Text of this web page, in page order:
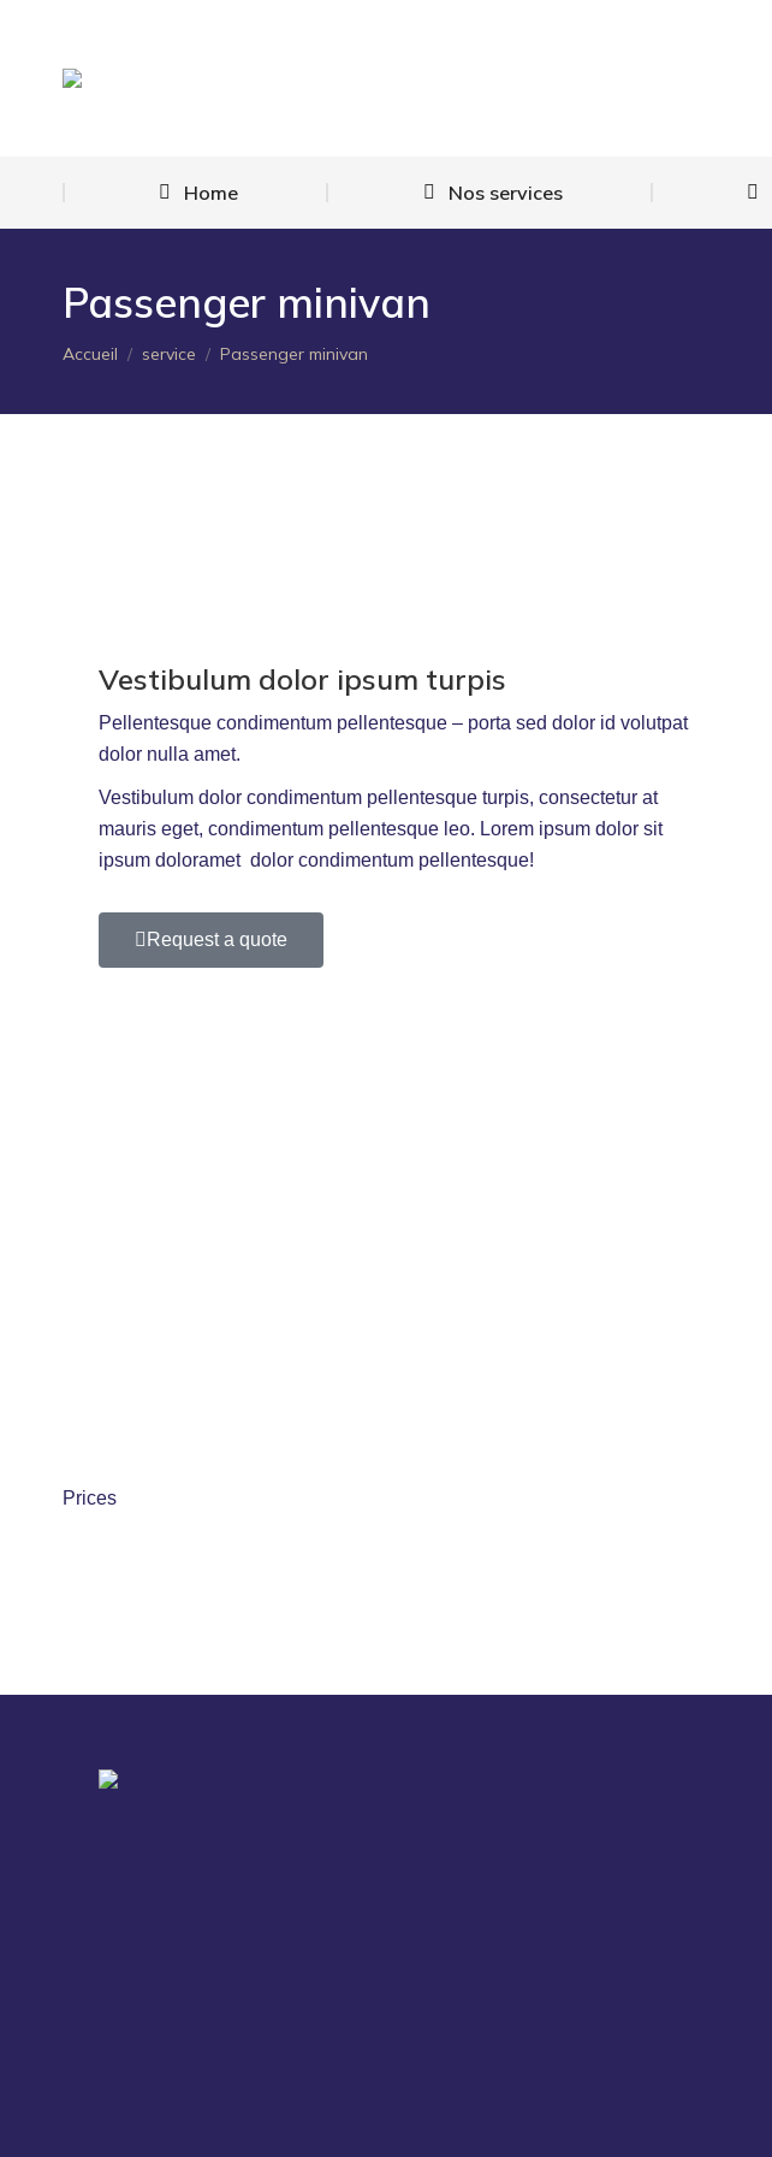
Home Nos services
Passenger minivan
Vous êtes ici :
Accueil service Passenger minivan
Vestibulum dolor ipsum turpis
Pellentesque condimentum pellentesque – porta sed dolor id volutpat
dolor nulla amet.
Vestibulum dolor condimentum pellentesque turpis, consectetur at
mauris eget, condimentum pellentesque leo. Lorem ipsum dolor sit
ipsum doloramet dolor condimentum pellentesque!
Request a quote
Prices